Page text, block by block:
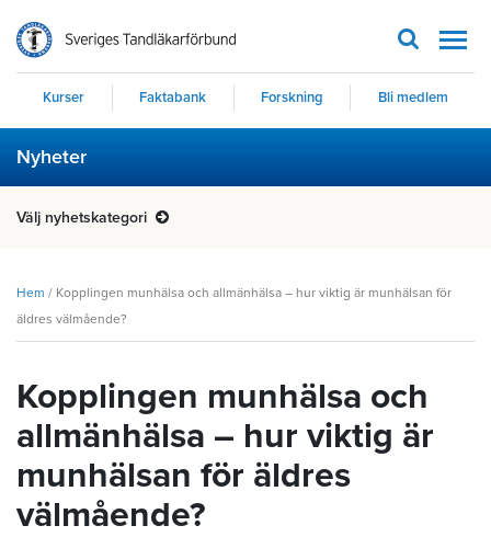
Kurser Faktabank Forskning Bli medlem
Nyheter
Välj nyhetskategori
Hem / Kopplingen munhälsa och allmänhälsa – hur viktig är munhälsan för
äldres välmående?
Kopplingen munhälsa och
allmänhälsa – hur viktig är
munhälsan för äldres
välmående?